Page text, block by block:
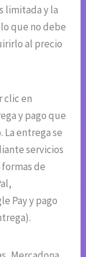
limitada y la
que no debe
al precio
clic en
y pago que
La entrega se
servicios
de
Pay y pago